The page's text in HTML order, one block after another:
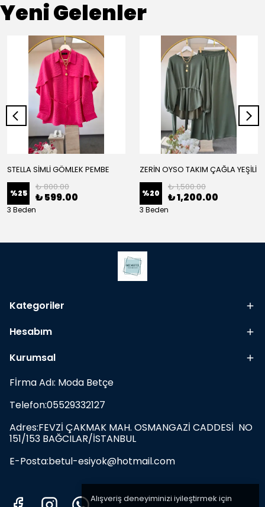
Alışveriş deneyiminizi iyileştirmek için
Yeni Gelenler
STELLA SİMLİ GÖMLEK PEMBE
%25
₺ 800.00
₺ 599.00
3 Beden
ZERİN OYSO TAKIM ÇAĞLA YEŞİLİ
%20
₺ 1,500.00
₺ 1,200.00
3 Beden
Kategoriler
Hesabım
Kurumsal
Fİrma Adı: Moda Betçe
Telefon:05529332127
Adres:FEVZİ ÇAKMAK MAH. OSMANGAZİ CADDESİ NO
151/153 BAĞCILAR/İSTANBUL
E-Posta:betul-esiyok@hotmail.com